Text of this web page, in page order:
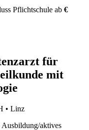
Pflichtschule ab €
für
mit
• Linz
aktives